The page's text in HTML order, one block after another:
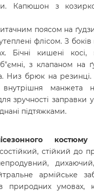
Капюшон з
поясом на
флісом. З
Бічні кишені
з клапаном на
Низ брюк на
внутрішня манжета
зручності заправки
підтяжками.
костюму
стійкий до
армійське
природних умовах,